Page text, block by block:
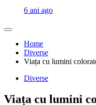
6 ani ago
Home
Diverse
Viața cu lumini
Diverse
Viața cu lumini